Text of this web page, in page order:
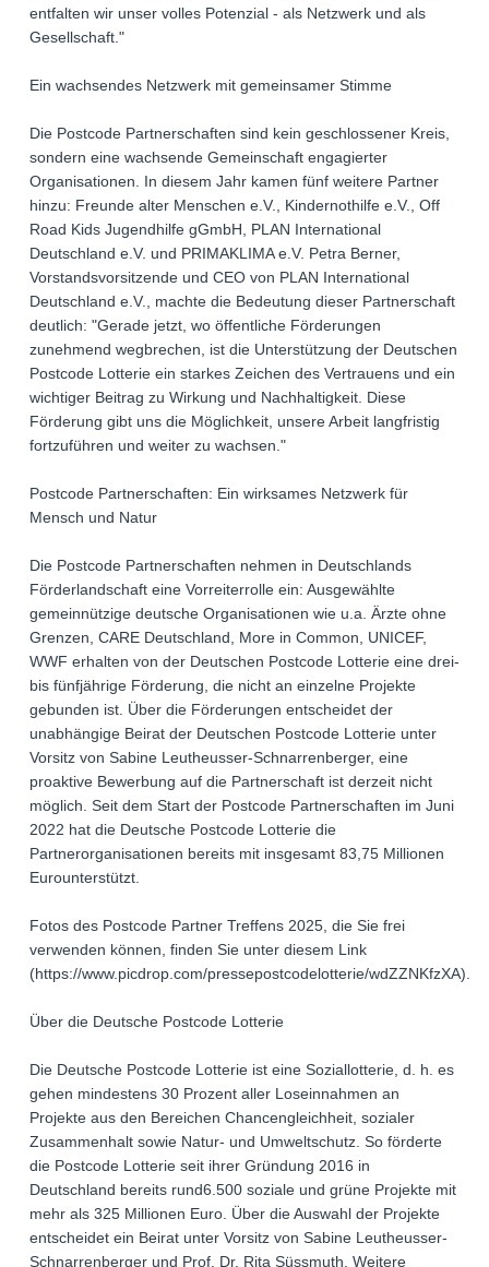
entfalten wir unser volles Potenzial - als Netzwerk und als
Gesellschaft."
Ein wachsendes Netzwerk mit gemeinsamer Stimme
Die Postcode Partnerschaften sind kein geschlossener Kreis,
sondern eine wachsende Gemeinschaft engagierter
Organisationen. In diesem Jahr kamen fünf weitere Partner
hinzu: Freunde alter Menschen e.V., Kindernothilfe e.V., Off
Road Kids Jugendhilfe gGmbH, PLAN International
Deutschland e.V. und PRIMAKLIMA e.V. Petra Berner,
Vorstandsvorsitzende und CEO von PLAN International
Deutschland e.V., machte die Bedeutung dieser Partnerschaft
deutlich: "Gerade jetzt, wo öffentliche Förderungen
zunehmend wegbrechen, ist die Unterstützung der Deutschen
Postcode Lotterie ein starkes Zeichen des Vertrauens und ein
wichtiger Beitrag zu Wirkung und Nachhaltigkeit. Diese
Förderung gibt uns die Möglichkeit, unsere Arbeit langfristig
fortzuführen und weiter zu wachsen."
Postcode Partnerschaften: Ein wirksames Netzwerk für
Mensch und Natur
Die Postcode Partnerschaften nehmen in Deutschlands
Förderlandschaft eine Vorreiterrolle ein: Ausgewählte
gemeinnützige deutsche Organisationen wie u.a. Ärzte ohne
Grenzen, CARE Deutschland, More in Common, UNICEF,
WWF erhalten von der Deutschen Postcode Lotterie eine drei-
bis fünfjährige Förderung, die nicht an einzelne Projekte
gebunden ist. Über die Förderungen entscheidet der
unabhängige Beirat der Deutschen Postcode Lotterie unter
Vorsitz von Sabine Leutheusser-Schnarrenberger, eine
proaktive Bewerbung auf die Partnerschaft ist derzeit nicht
möglich. Seit dem Start der Postcode Partnerschaften im Juni
2022 hat die Deutsche Postcode Lotterie die
Partnerorganisationen bereits mit insgesamt 83,75 Millionen
Eurounterstützt.
Fotos des Postcode Partner Treffens 2025, die Sie frei
verwenden können, finden Sie unter diesem Link
(https://www.picdrop.com/pressepostcodelotterie/wdZZNKfzXA).
Über die Deutsche Postcode Lotterie
Die Deutsche Postcode Lotterie ist eine Soziallotterie, d. h. es
gehen mindestens 30 Prozent aller Loseinnahmen an
Projekte aus den Bereichen Chancengleichheit, sozialer
Zusammenhalt sowie Natur- und Umweltschutz. So förderte
die Postcode Lotterie seit ihrer Gründung 2016 in
Deutschland bereits rund6.500 soziale und grüne Projekte mit
mehr als 325 Millionen Euro. Über die Auswahl der Projekte
entscheidet ein Beirat unter Vorsitz von Sabine Leutheusser-
Schnarrenberger und Prof. Dr. Rita Süssmuth. Weitere